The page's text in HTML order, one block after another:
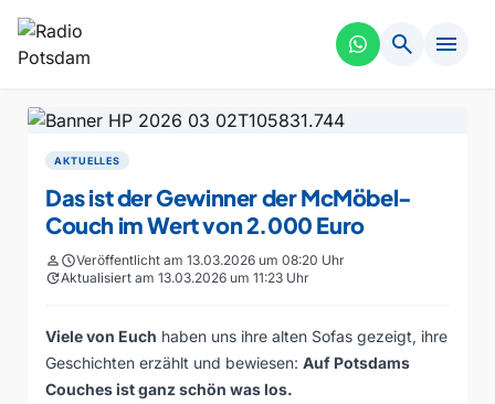
search menu
AKTUELLES
Das ist der Gewinner der McMöbel-
Couch im Wert von 2.000 Euro
personscheduleVeröffentlicht am 13.03.2026 um 08:20 Uhr
updateAktualisiert am 13.03.2026 um 11:23 Uhr
Viele von Euch haben uns ihre alten Sofas gezeigt, ihre
Geschichten erzählt und bewiesen: Auf Potsdams
Couches ist ganz schön was los.